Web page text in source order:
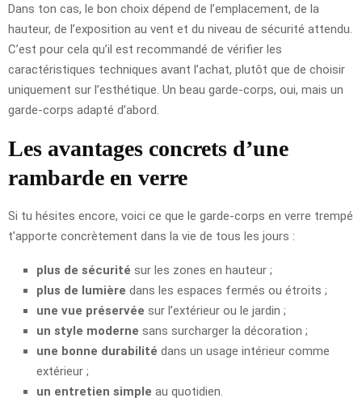
Dans ton cas, le bon choix dépend de l’emplacement, de la
hauteur, de l’exposition au vent et du niveau de sécurité attendu.
C’est pour cela qu’il est recommandé de vérifier les
caractéristiques techniques avant l’achat, plutôt que de choisir
uniquement sur l’esthétique. Un beau garde-corps, oui, mais un
garde-corps adapté d’abord.
Les avantages concrets d’une
rambarde en verre
Si tu hésites encore, voici ce que le garde-corps en verre trempé
t’apporte concrètement dans la vie de tous les jours :
plus de sécurité sur les zones en hauteur ;
plus de lumière dans les espaces fermés ou étroits ;
une vue préservée sur l’extérieur ou le jardin ;
un style moderne sans surcharger la décoration ;
une bonne durabilité dans un usage intérieur comme
extérieur ;
un entretien simple au quotidien.